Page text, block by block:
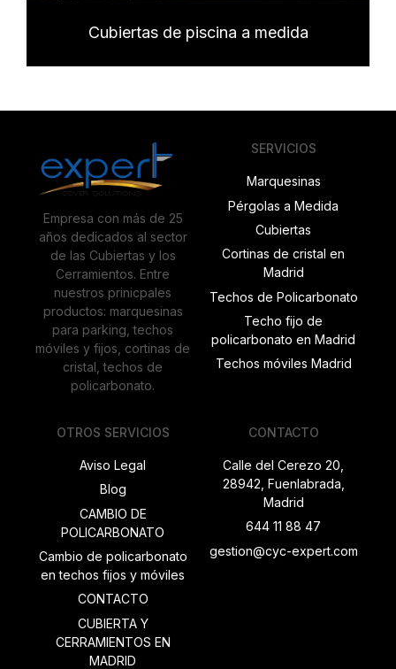
Cubiertas de piscina a medida
Empresa con más de 25
años dedicados al sector
de las Cubiertas y los
Cerramientos. Entre
nuestros prinicpales
productos: marquesinas
para parking, techos
móviles y fijos, cortinas de
cristal, techos de
policarbonato.
SERVICIOS
Marquesinas
Pérgolas a Medida
Cubiertas
Cortinas de cristal en
Madrid
Techos de Policarbonato
Techo fijo de
policarbonato en Madrid
Techos móviles Madrid
OTROS SERVICIOS
Aviso Legal
Blog
CAMBIO DE
POLICARBONATO
Cambio de policarbonato
en techos fijos y móviles
CONTACTO
CUBIERTA Y
CERRAMIENTOS EN
MADRID
CONTACTO
Calle del Cerezo 20,
28942, Fuenlabrada,
Madrid
644 11 88 47
gestion@cyc-expert.com